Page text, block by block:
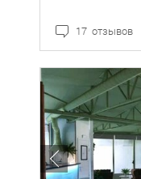
17 отзывов